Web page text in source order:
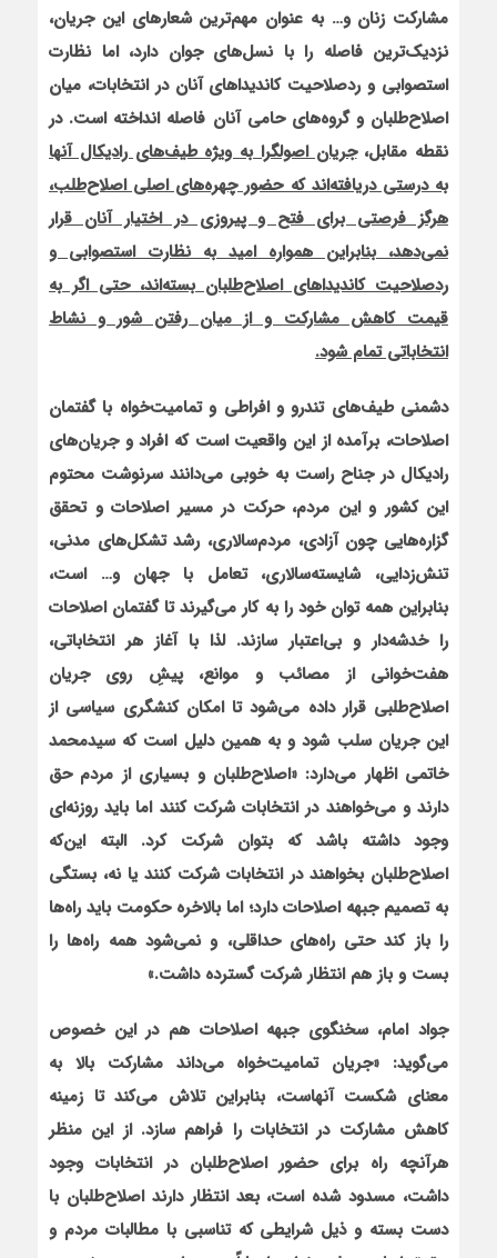
مشاركت زنان و… به عنوان مهم‌ترين شعارهاي اين جريان،
نزديك‌ترين فاصله را با نسل‌هاي جوان دارد، اما نظارت
استصوابي و ردصلاحیت کاندیداهای آنان در انتخابات، ميان
اصلاح‌طلبان و گروه‌هاي حامی آنان فاصله انداخته است. در
نقطه مقابل،جریان اصولگرا به ویژه طيف‌هاي راديكال آنها
به درستي دريافته‌اند كه حضور چهره‌هاي اصلي اصلاح‌طلب،
هرگز فرصتي براي فتح و پيروزي در اختيار آنان قرار
نمي‌دهد، بنابراین همواره اميد به نظارت استصوابی و
ردصلاحیت کاندیداهای اصلاح‌طلبان بسته‌اند، حتي اگر به
قيمت كاهش مشاركت و از ميان رفتن شور و نشاط
انتخاباتي تمام شود.
دشمني طيف‌هاي تندرو و افراطي و تمامیت‌خواه با گفتمان
اصلاحات، برآمده از این واقعيت‌ است كه افراد و جريان‌های
راديكال در جناح راست به خوبي مي‌دانند سرنوشت محتوم
اين كشور و اين مردم، حركت در مسير اصلاحات و تحقق
گزاره‌هايي چون آزادي، مردم‌سالاري، رشد تشكل‌هاي مدني،
تنش‌زدايي، شايسته‌سالاري، تعامل با جهان و… است،
بنابراين همه توان خود را به كار مي‌گيرند تا گفتمان اصلاحات
را خدشه‌دار و بي‌اعتبار سازند. لذا با آغاز هر انتخاباتي،
هفت‌خواني از مصائب و موانع، پيشِ روي جريان
اصلاح‌طلبي قرار داده مي‌شود تا امكان كنشگري سياسي از
اين جريان سلب شود و به همین دلیل است که سیدمحمد
خاتمى اظهار می‌دارد: «اصلاح‌طلبان و بسیاری از مردم حق
دارند و می‌خواهند در انتخابات شرکت کنند اما باید روزنه‌ای
وجود داشته باشد که بتوان شرکت کرد. البته این‌که
اصلاح‌طلبان بخواهند در انتخابات شرکت کنند یا نه، بستگى
به تصمیم جبهه اصلاحات دارد؛ اما بالاخره حکومت باید راه‌ها
را باز کند حتى راه‌هاى حداقلى، و نمی‌شود همه راه‌ها را
بست و باز هم انتظار شرکت گسترده داشت.»
جواد امام، سخنگوي جبهه اصلاحات هم در این خصوص
می‌گوید: «جريان تماميت‌خواه مي‌داند مشاركت بالا به
معناي شكست آنهاست، بنابراين تلاش مي‌كند تا زمينه
كاهش مشاركت در انتخابات را فراهم سازد. از اين منظر
هرآنچه راه براي حضور اصلاح‌طلبان در انتخابات وجود
داشت، مسدود شده است، بعد انتظار دارند اصلاح‌طلبان با
دست بسته و ذيل شرايطي كه تناسبي با مطالبات مردم و